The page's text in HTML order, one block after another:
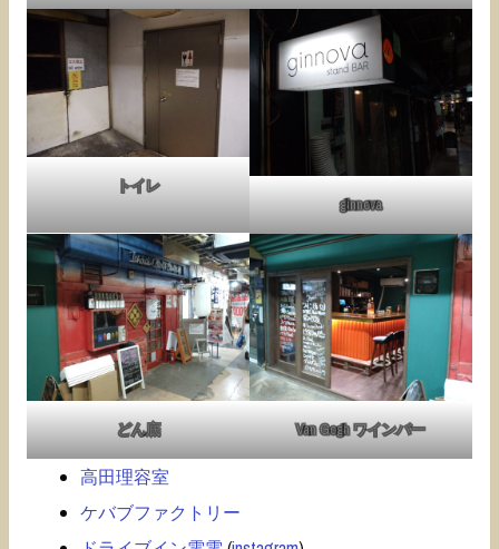
トイレ
ginnova
どん底 Van Gogh ワインバー
高田理容室
ケバブファクトリー